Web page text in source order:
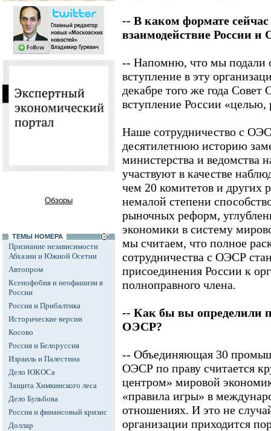
Обзоры
ТЕМЫ НОМЕРА
Признание независимости
Абхазии и Южной Осетии
Автопром
Ксенофобия и неофашизм в
России
Россия и Прибалтика
Исторические версии
Косово
Россия и Белоруссия
Израиль и Палестина
Дело ЮКОСа
Защита Химкинского леса
Дело Бульбова
Россия и финансовый кризис
Доллар
-- В каком формате сейчас
взаимодействие России
-- Напомню, что мы подали
вступление в эту
декабре того же года Совет
вступление России «целью,
Наше сотрудничество с
десятилетнюю историю
министерства и ведомства
участвуют в качестве
чем 20 комитетов и других
немалой степени
рыночных реформ,
экономики в систему
мы считаем, что полное
сотрудничества с ОЭСР
присоединения России к
полноправного члена.
-- Как бы вы определили
ОЭСР?
-- Объединяющая 30
ОЭСР по праву считается
центром» мировой
«правила игры» в
отношениях. И это не
организации приходится